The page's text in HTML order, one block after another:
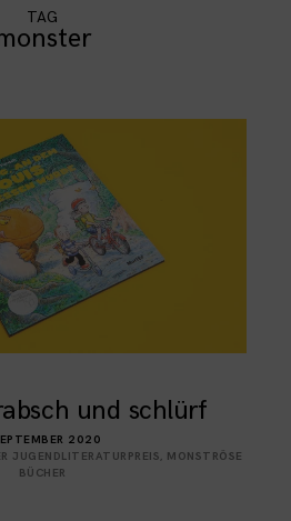
TAG
und schlürf
2020
JUGENDLITERATURPREIS, MONSTRÖSE
BÜCHER